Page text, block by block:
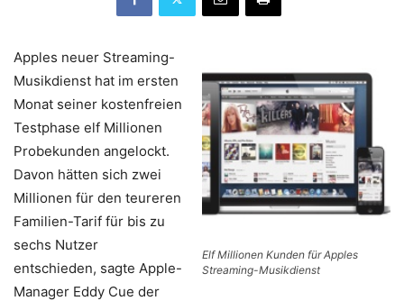
Elf Millionen Kunden für Apples
Streaming-Musikdienst
Apples neuer Streaming-
Musikdienst hat im ersten
Monat seiner kostenfreien
Testphase elf Millionen
Probekunden angelockt.
Davon hätten sich zwei
Millionen für den teureren
Familien-Tarif für bis zu
sechs Nutzer
entschieden, sagte Apple-
Manager Eddy Cue der